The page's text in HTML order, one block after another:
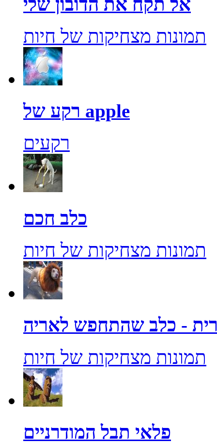
תמונות מצחיקות של חיות
רקע של apple
רקעים
כלב חכם
תמונות מצחיקות של חיות
- כלב שהתחפש לאריה
תמונות מצחיקות של חיות
פלאי תבל המודרניים